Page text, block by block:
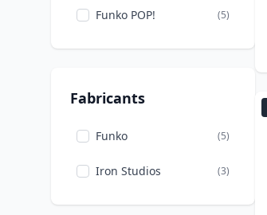
Funko POP! (5)
Fabricants
Funko (5)
Iron Studios (3)